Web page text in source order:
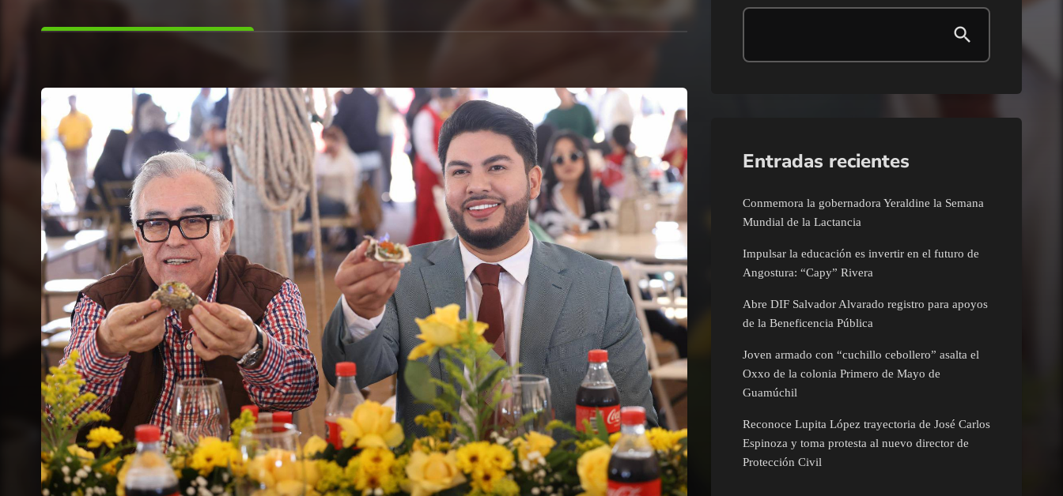
Entradas recientes
Conmemora la gobernadora Yeraldine la Semana
Mundial de la Lactancia
Impulsar la educación es invertir en el futuro de
Angostura: “Capy” Rivera
Abre DIF Salvador Alvarado registro para apoyos
de la Beneficencia Pública
Joven armado con “cuchillo cebollero” asalta el
Oxxo de la colonia Primero de Mayo de
Guamúchil
Reconoce Lupita López trayectoria de José Carlos
Espinoza y toma protesta al nuevo director de
Protección Civil